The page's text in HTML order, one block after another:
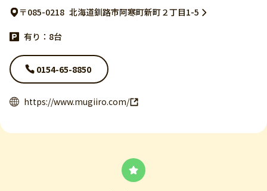
〒085-0218 北海道釧路市阿寒町新町２丁目1-5
有り：8台
0154-65-8850
https://www.mugiiro.com/